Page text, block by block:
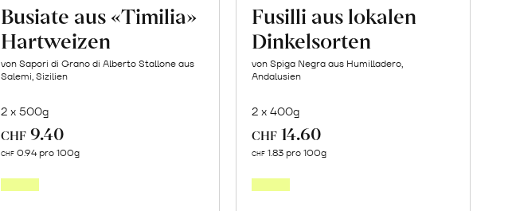
Busiate aus «Timilia»
Hartweizen
von Sapori di Grano di Alberto Stallone aus
Salemi, Sizilien
2 x 500g
CHF 9.40
CHF 0.94 pro 100g
Fusilli aus lokalen
Dinkelsorten
von Spiga Negra aus Humilladero,
Andalusien
2 x 400g
CHF 14.60
CHF 1.83 pro 100g